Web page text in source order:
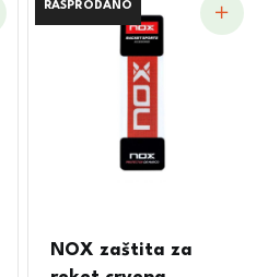
RASPRODANO
RASPRODANO
NOX zaštita za